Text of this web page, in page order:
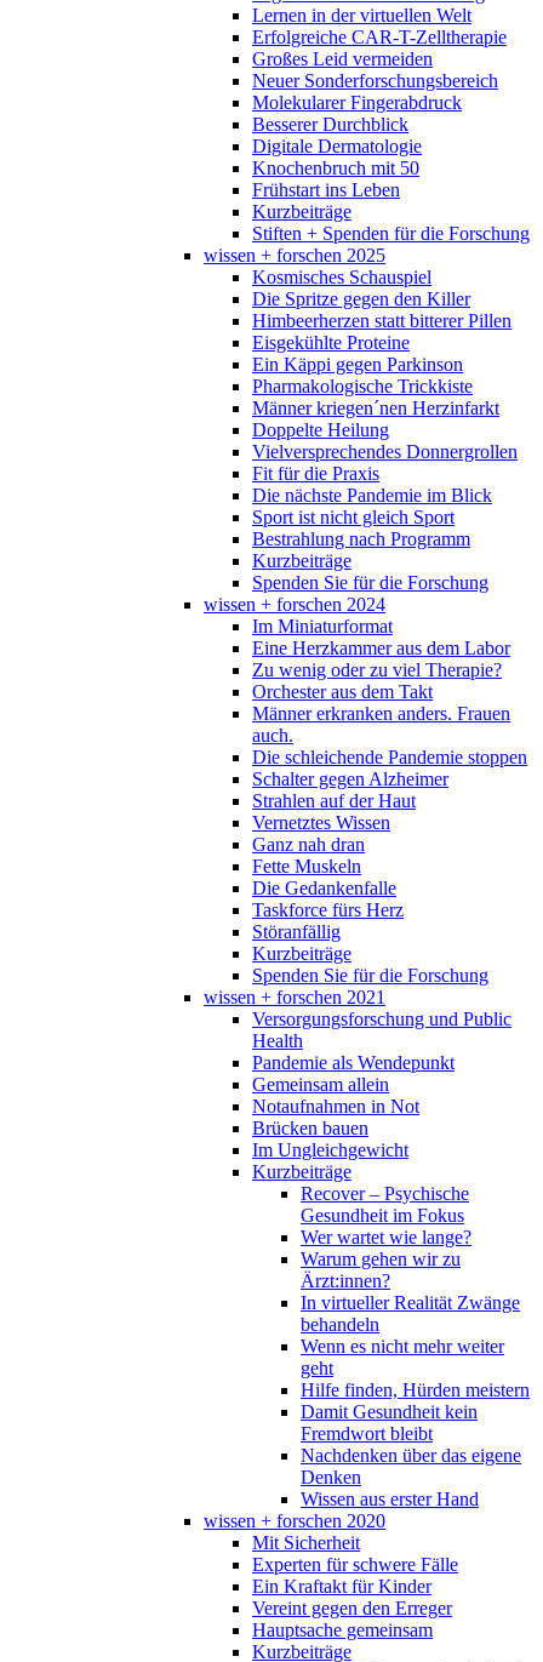
Lernen in der virtuellen Welt
Erfolgreiche CAR-T-Zelltherapie
Großes Leid vermeiden
Neuer Sonderforschungsbereich
Molekularer Fingerabdruck
Besserer Durchblick
Digitale Dermatologie
Knochenbruch mit 50
Frühstart ins Leben
Kurzbeiträge
Stiften + Spenden für die Forschung
wissen + forschen 2025
Kosmisches Schauspiel
Die Spritze gegen den Killer
Himbeerherzen statt bitterer Pillen
Eisgekühlte Proteine
Ein Käppi gegen Parkinson
Pharmakologische Trickkiste
Männer kriegen´nen Herzinfarkt
Doppelte Heilung
Vielversprechendes Donnergrollen
Fit für die Praxis
Die nächste Pandemie im Blick
Sport ist nicht gleich Sport
Bestrahlung nach Programm
Kurzbeiträge
Spenden Sie für die Forschung
wissen + forschen 2024
Im Miniaturformat
Eine Herzkammer aus dem Labor
Zu wenig oder zu viel Therapie?
Orchester aus dem Takt
Männer erkranken anders. Frauen
auch.
Die schleichende Pandemie stoppen
Schalter gegen Alzheimer
Strahlen auf der Haut
Vernetztes Wissen
Ganz nah dran
Fette Muskeln
Die Gedankenfalle
Taskforce fürs Herz
Störanfällig
Kurzbeiträge
Spenden Sie für die Forschung
wissen + forschen 2021
Versorgungsforschung und Public
Health
Pandemie als Wendepunkt
Gemeinsam allein
Notaufnahmen in Not
Brücken bauen
Im Ungleichgewicht
Kurzbeiträge
Recover – Psychische
Gesundheit im Fokus
Wer wartet wie lange?
Warum gehen wir zu
Ärzt:innen?
In virtueller Realität Zwänge
behandeln
Wenn es nicht mehr weiter
geht
Hilfe finden, Hürden meistern
Damit Gesundheit kein
Fremdwort bleibt
Nachdenken über das eigene
Denken
Wissen aus erster Hand
wissen + forschen 2020
Mit Sicherheit
Experten für schwere Fälle
Ein Kraftakt für Kinder
Vereint gegen den Erreger
Hauptsache gemeinsam
Kurzbeiträge